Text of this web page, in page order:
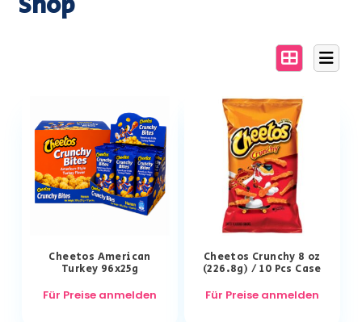
Cheetos American
Turkey 96x25g
Für Preise anmelden
Cheetos Crunchy 8 oz
(226.8g) / 10 Pcs Case
Für Preise anmelden